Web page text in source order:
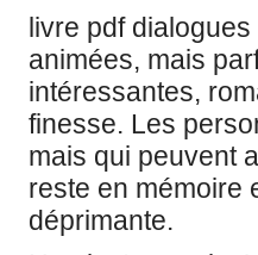
livre pdf
animées, mais
intéressantes,
finesse. Les
mais qui peuvent
reste en mémoire
déprimante.